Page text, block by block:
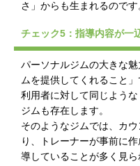
さ」からも生まれるのです
チェック5：指導内容が一
パーソナルジムの大きな
ムを提供してくれること
利用者に対して同じよう
ジムも存在します。
そのようなジムでは、カ
り、トレーナーが事前に
導していることが多く見ら